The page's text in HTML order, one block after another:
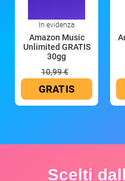
In evidenza
Amazon Music
Unlimited GRATIS
30gg
10,99 €
GRATIS
Scelti